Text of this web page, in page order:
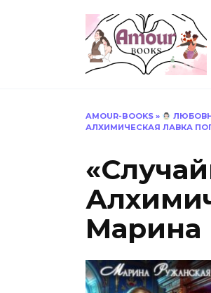
AMOUR-BOOKS »
АЛХИМИЧЕСКАЯ ЛАВКА
Марина